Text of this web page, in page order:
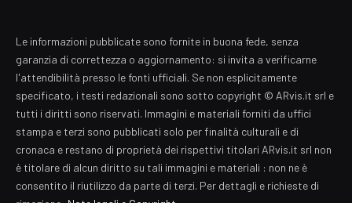
Le informazioni pubblicate sono fornite in buona fede, senza
garanzia di correttezza o aggiornamento: si invita a verificarne
l'attendibilità presso le fonti ufficiali. Se non esplicitamente
specificato, i testi redazionali sono sotto copyright © ARvis.it srl e
tutti i diritti sono riservati. Immagini e materiali forniti da uffici
stampa e terzi sono pubblicati solo per finalità culturali e di
cronaca e restano di proprietà dei rispettivi titolari ARvis.it srl non
è titolare di alcun diritto su tali immagini e materiali : non ne è
consentito il riutilizzo da parte di terzi. Per dettagli e richieste di